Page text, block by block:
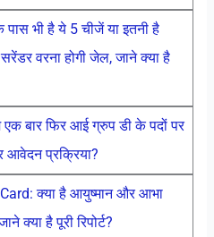
भी है ये 5 चीजें या इतनी है
वरना होगी जेल, जाने क्या है
बार फिर आई ग्रुप डी के पदों पर
आवेदन प्रक्रिया?
क्या है आयुष्मान और आभा
क्या है पूरी रिपोर्ट?